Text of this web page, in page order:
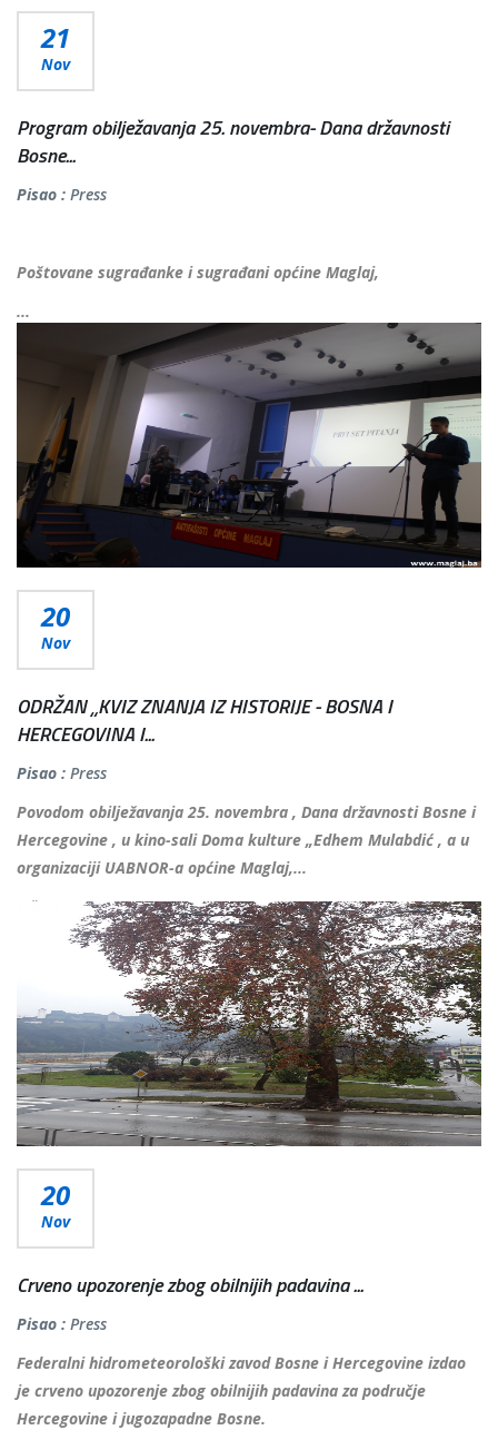
21
Nov
Program obilježavanja 25. novembra- Dana državnosti
Bosne...
Pisao : Press
Poštovane sugrađanke i sugrađani općine Maglaj,
...
20
Nov
ODRŽAN „KVIZ ZNANJA IZ HISTORIJE - BOSNA I
HERCEGOVINA I...
Pisao : Press
Povodom obilježavanja 25. novembra , Dana državnosti Bosne i
Hercegovine , u kino-sali Doma kulture „Edhem Mulabdić , a u
organizaciji UABNOR-a općine Maglaj,...
Više...
20
Nov
Crveno upozorenje zbog obilnijih padavina ...
Pisao : Press
Federalni hidrometeorološki zavod Bosne i Hercegovine izdao
je crveno upozorenje zbog obilnijih padavina za područje
Hercegovine i jugozapadne Bosne.